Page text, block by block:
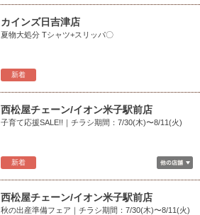
新着
カインズ日吉津店
夏物大処分 Tシャツ+スリッパ〇
新着
西松屋チェーン/イオン米子駅前店
子育て応援SALE!!｜チラシ期間：7/30(木)〜8/11(火)
西松屋チェーン/イオン米子駅前店
秋の出産準備フェア｜チラシ期間：7/30(木)〜8/11(火)